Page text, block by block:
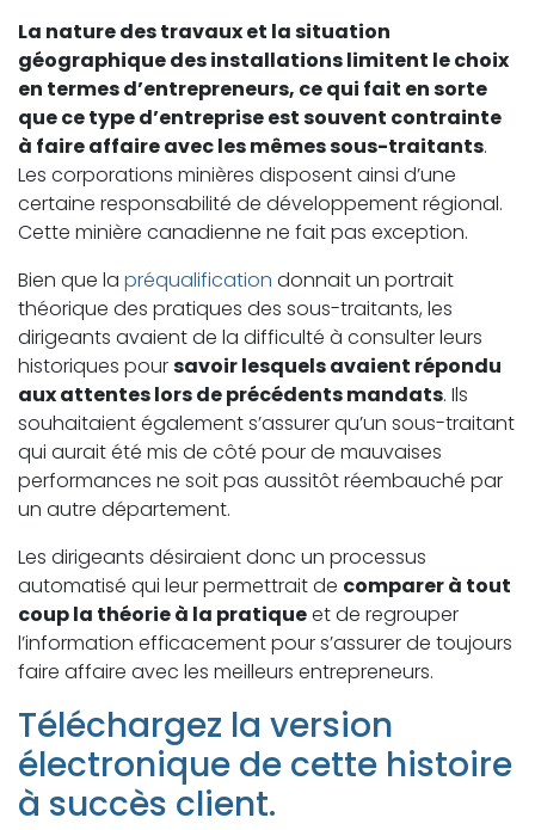
La nature des travaux et la situation
géographique des installations limitent le choix
en termes d’entrepreneurs, ce qui fait en sorte
que ce type d’entreprise est souvent contrainte
à faire affaire avec les mêmes sous-traitants.
Les corporations minières disposent ainsi d’une
certaine responsabilité de développement régional.
Cette minière canadienne ne fait pas exception.
Bien que la préqualification donnait un portrait
théorique des pratiques des sous-traitants, les
dirigeants avaient de la difficulté à consulter leurs
historiques poursavoir lesquels avaient répondu
aux attentes lors de précédents mandats. Ils
souhaitaient également s’assurer qu’un sous-traitant
qui aurait été mis de côté pour de mauvaises
performances ne soit pas aussitôt réembauché par
un autre département.
Les dirigeants désiraient donc un processus
automatisé qui leur permettrait de comparer à tout
coup la théorie à la pratiqueet de regrouper
l’information efficacement pour s’assurer de toujours
faire affaire avec les meilleurs entrepreneurs.
Téléchargez la version
électronique de cette histoire
à succès client.